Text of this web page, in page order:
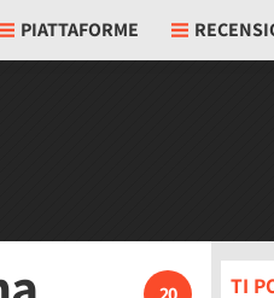
PIATTAFORME
TI